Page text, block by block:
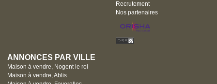
Recrutement
Nos partenaires
ANNONCES PAR VILLE
Maison à vendre, Nogent le roi
Maison à vendre, Ablis